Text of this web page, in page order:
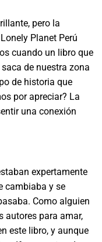
pero la
Planet Perú
cuando un libro que
de nuestra zona
de historia que
por apreciar? La
una conexión
expertamente
cambiaba y se
Como alguien
autores para amar,
este libro, y aunque